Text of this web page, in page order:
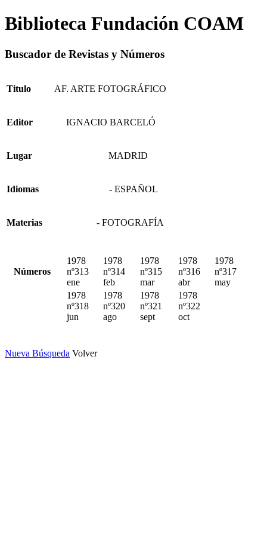
Biblioteca Fundación COAM
Buscador de Revistas y Números
Titulo AF. ARTE FOTOGRÁFICO
Editor IGNACIO BARCELÓ
Lugar MADRID
Idiomas - ESPAÑOL
Materias - FOTOGRAFÍA
Números
1978
nº313
ene
1978
nº314
feb
1978
nº315
mar
1978
nº316
abr
1978
nº317
may
1978
nº318
jun
1978
nº320
ago
1978
nº321
sept
1978
nº322
oct
Nueva Búsqueda Volver